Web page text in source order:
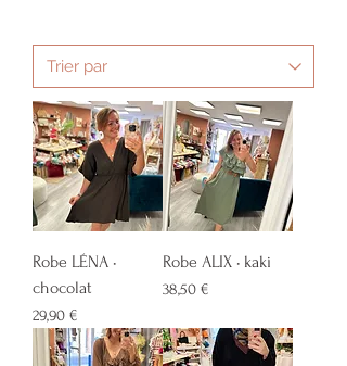
Robe LÉNA •
chocolat
Prix
29,90 €
Robe ALIX • kaki
Prix
38,50 €